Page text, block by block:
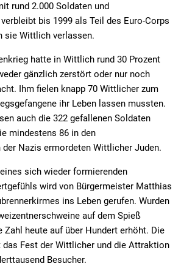
rund 2.000 Soldaten und
bis 1999 als Teil des Euro-Corps
sie Wittlich verlassen.
hatte in Wittlich rund 30 Prozent
gänzlich zerstört oder nur noch
Ihm fielen knapp 70 Wittlicher zum
ihr Leben lassen mussten.
auch die 322 gefallenen Soldaten
mindestens 86 in den
Nazis ermordeten Wittlicher Juden.
sich wieder formierenden
wird von Bürgermeister Matthias
ins Leben gerufen. Wurden
auf dem Spieß
heute auf über Hundert erhöht. Die
Fest der Wittlicher und die Attraktion
Besucher.